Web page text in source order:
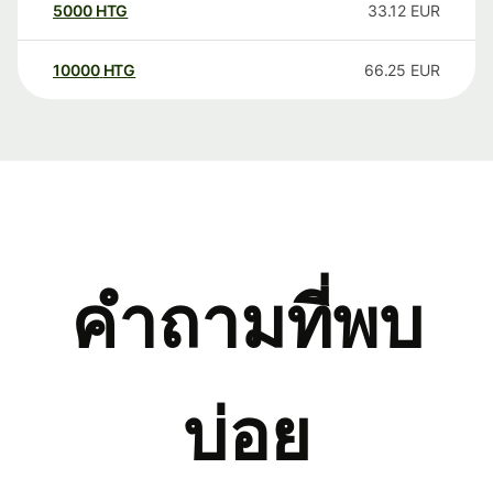
5000 HTG 33.12 EUR
10000 HTG 66.25 EUR
คำถามที่พบ
บ่อย